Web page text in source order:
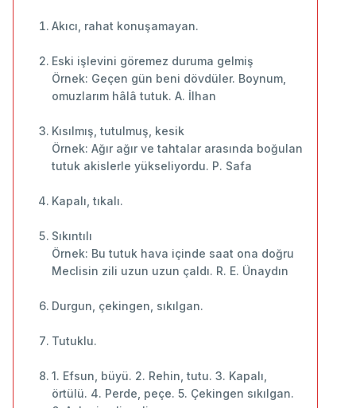
Akıcı, rahat konuşamayan.
Eski işlevini göremez duruma gelmiş
Örnek: Geçen gün beni dövdüler. Boynum,
omuzlarım hâlâ tutuk. A. İlhan
Kısılmış, tutulmuş, kesik
Örnek: Ağır ağır ve tahtalar arasında boğulan
tutuk akislerle yükseliyordu. P. Safa
Kapalı, tıkalı.
Sıkıntılı
Örnek: Bu tutuk hava içinde saat ona doğru
Meclisin zili uzun uzun çaldı. R. E. Ünaydın
Durgun, çekingen, sıkılgan.
Tutuklu.
1. Efsun, büyü. 2. Rehin, tutu. 3. Kapalı,
örtülü. 4. Perde, peçe. 5. Çekingen sıkılgan.